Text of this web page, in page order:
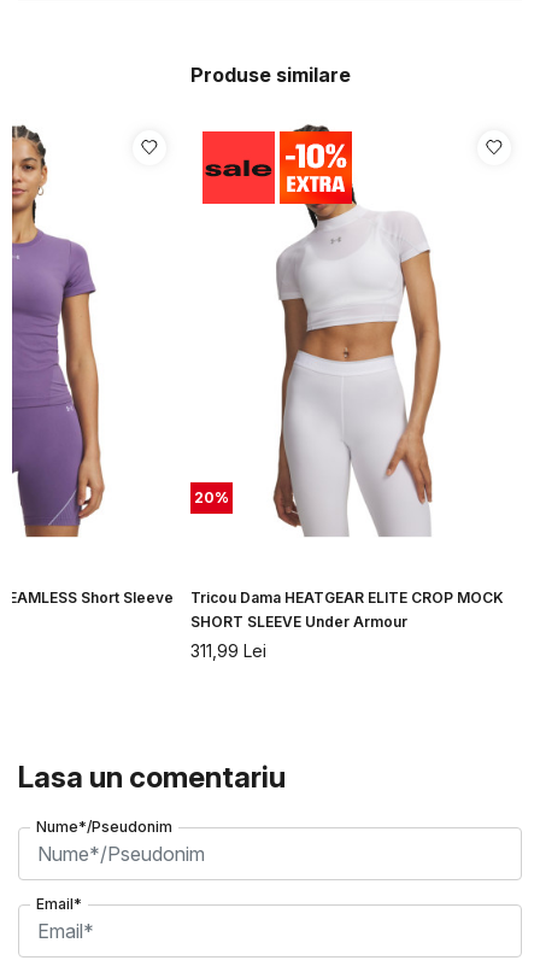
Produse similare
Short Sleeve
20%
Tricou Dama HEATGEAR ELITE CROP MOCK
SHORT SLEEVE Under Armour
311,99 Lei
Lasa un comentariu
Nume*/Pseudonim
Email*